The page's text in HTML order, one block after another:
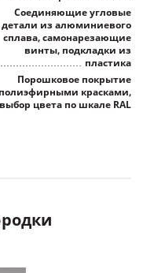
Соединяющие угловые
детали из алюминиевого
сплава, самонарезающие
винты, подкладки из
пластика
Порошковое покрытие
полиэфирными красками,
выбор цвета по шкале RAL